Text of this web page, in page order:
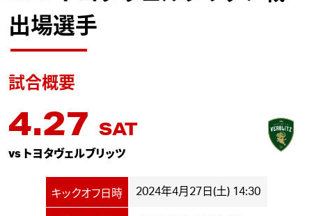
出場選手
試合概要
4.27 SAT
vs トヨタヴェルブリッツ
キックオフ日時 2024年4月27日(土) 14:30